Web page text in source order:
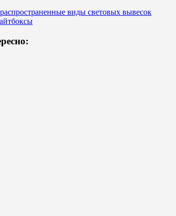
виды световых вывесок